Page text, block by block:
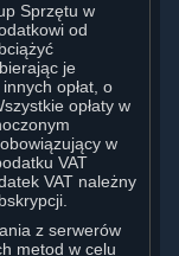
Sprzętu w
od
je
opłat, o
opłaty w
w
VAT
VAT należny
z serwerów
metod w celu